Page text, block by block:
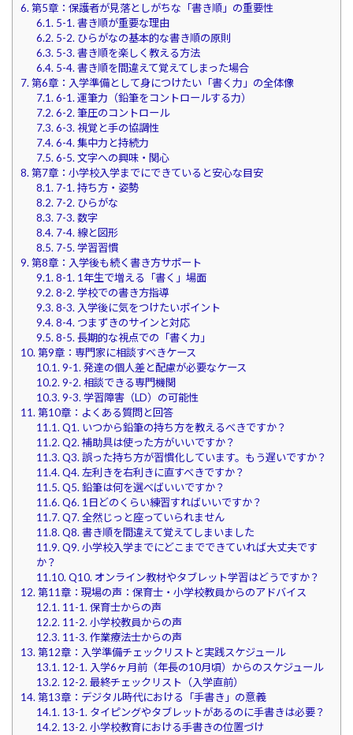
6.第5章：保護者が見落としがちな「書き順」の重要性
6.1.5-1. 書き順が重要な理由
6.2.5-2. ひらがなの基本的な書き順の原則
6.3.5-3. 書き順を楽しく教える方法
6.4.5-4. 書き順を間違えて覚えてしまった場合
7.第6章：入学準備として身につけたい「書く力」の全体像
7.1.6-1. 運筆力（鉛筆をコントロールする力）
7.2.6-2. 筆圧のコントロール
7.3.6-3. 視覚と手の協調性
7.4.6-4. 集中力と持続力
7.5.6-5. 文字への興味・関心
8.第7章：小学校入学までにできていると安心な目安
8.1.7-1. 持ち方・姿勢
8.2.7-2. ひらがな
8.3.7-3. 数字
8.4.7-4. 線と図形
8.5.7-5. 学習習慣
9.第8章：入学後も続く書き方サポート
9.1.8-1. 1年生で増える「書く」場面
9.2.8-2. 学校での書き方指導
9.3.8-3. 入学後に気をつけたいポイント
9.4.8-4. つまずきのサインと対応
9.5.8-5. 長期的な視点での「書く力」
10.第9章：専門家に相談すべきケース
10.1.9-1. 発達の個人差と配慮が必要なケース
10.2.9-2. 相談できる専門機関
10.3.9-3. 学習障害（LD）の可能性
11.第10章：よくある質問と回答
11.1.Q1. いつから鉛筆の持ち方を教えるべきですか？
11.2.Q2. 補助具は使った方がいいですか？
11.3.Q3. 誤った持ち方が習慣化しています。もう遅いですか？
11.4.Q4. 左利きを右利きに直すべきですか？
11.5.Q5. 鉛筆は何を選べばいいですか？
11.6.Q6. 1日どのくらい練習すればいいですか？
11.7.Q7. 全然じっと座っていられません
11.8.Q8. 書き順を間違えて覚えてしまいました
11.9.Q9. 小学校入学までにどこまでできていれば大丈夫です
か？
11.10.Q10. オンライン教材やタブレット学習はどうですか？
12.第11章：現場の声：保育士・小学校教員からのアドバイス
12.1.11-1. 保育士からの声
12.2.11-2. 小学校教員からの声
12.3.11-3. 作業療法士からの声
13.第12章：入学準備チェックリストと実践スケジュール
13.1.12-1. 入学6ヶ月前（年長の10月頃）からのスケジュール
13.2.12-2. 最終チェックリスト（入学直前）
14.第13章：デジタル時代における「手書き」の意義
14.1.13-1. タイピングやタブレットがあるのに手書きは必要？
14.2.13-2. 小学校教育における手書きの位置づけ